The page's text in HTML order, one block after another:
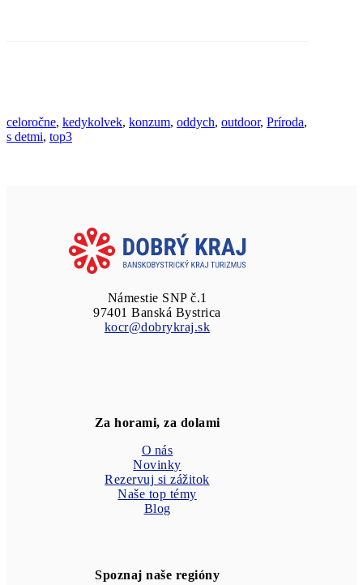
celoročne, kedykolvek, konzum, oddych, outdoor, Príroda,
s detmi, top3
Námestie SNP č.1
97401 Banská Bystrica
kocr@dobrykraj.sk
Za horami, za dolami
O nás
Novinky
Rezervuj si zážitok
Naše top témy
Blog
Spoznaj naše regióny